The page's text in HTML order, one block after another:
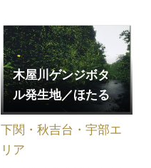
があり、広く静寂そのもの
です。
木屋川ゲンジボタ
ル発生地／ほたる
下関・秋吉台・宇部エ
リア